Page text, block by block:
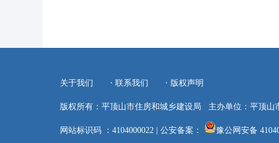
关于我们 · 联系我们 · 版权声明
版权所有：平顶山市住房和城乡建设局 主办单位：平顶山
网站标识码 ：4104000022| 公安备案： 豫公网安备